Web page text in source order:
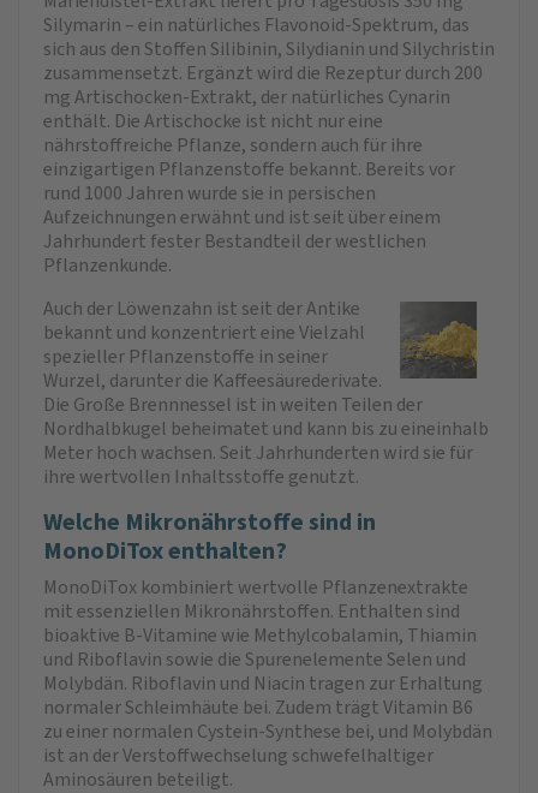
Silymarin – ein natürliches Flavonoid-Spektrum, das
sich aus den Stoffen Silibinin, Silydianin und Silychristin
zusammensetzt. Ergänzt wird die Rezeptur durch 200
mg Artischocken-Extrakt, der natürliches Cynarin
enthält. Die Artischocke ist nicht nur eine
nährstoffreiche Pflanze, sondern auch für ihre
einzigartigen Pflanzenstoffe bekannt. Bereits vor
rund 1000 Jahren wurde sie in persischen
Aufzeichnungen erwähnt und ist seit über einem
Jahrhundert fester Bestandteil der westlichen
Pflanzenkunde.
Auch der Löwenzahn ist seit der Antike
bekannt und konzentriert eine Vielzahl
spezieller Pflanzenstoffe in seiner
Wurzel, darunter die Kaffeesäurederivate.
Die Große Brennnessel ist in weiten Teilen der
Nordhalbkugel beheimatet und kann bis zu eineinhalb
Meter hoch wachsen. Seit Jahrhunderten wird sie für
ihre wertvollen Inhaltsstoffe genutzt.
Welche Mikronährstoffe sind in
MonoDiTox enthalten?
MonoDiTox kombiniert wertvolle Pflanzenextrakte
mit essenziellen Mikronährstoffen. Enthalten sind
bioaktive B-Vitamine wie Methylcobalamin, Thiamin
und Riboflavin sowie die Spurenelemente Selen und
Molybdän. Riboflavin und Niacin tragen zur Erhaltung
normaler Schleimhäute bei. Zudem trägt Vitamin B6
zu einer normalen Cystein-Synthese bei, und Molybdän
ist an der Verstoffwechselung schwefelhaltiger
Aminosäuren beteiligt.